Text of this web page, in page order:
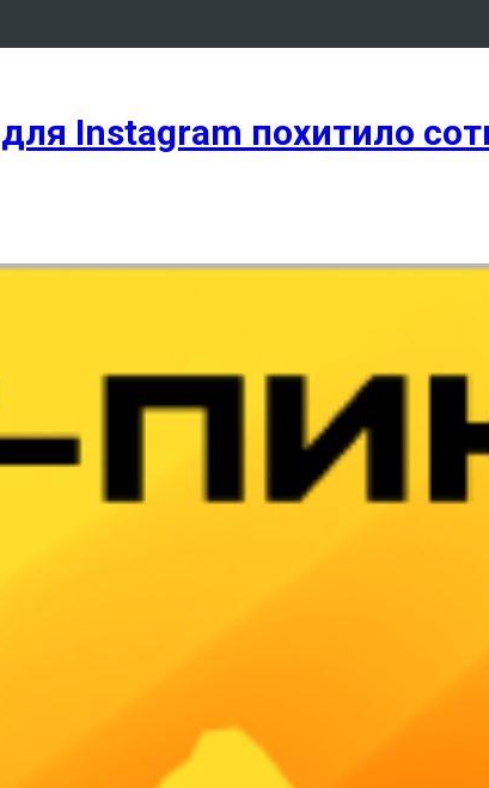
Instagram похитило